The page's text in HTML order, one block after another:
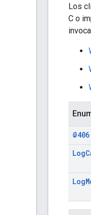
Los
C o
@406
Log
Log